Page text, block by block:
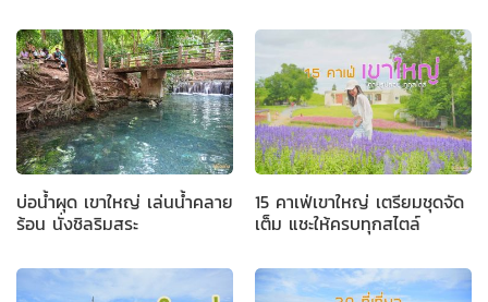
บ่อน้ำผุด เขาใหญ่ เล่นน้ำคลาย
ร้อน นั่งชิลริมสระ
15 คาเฟ่เขาใหญ่ เตรียมชุดจัด
เต็ม แชะให้ครบทุกสไตล์